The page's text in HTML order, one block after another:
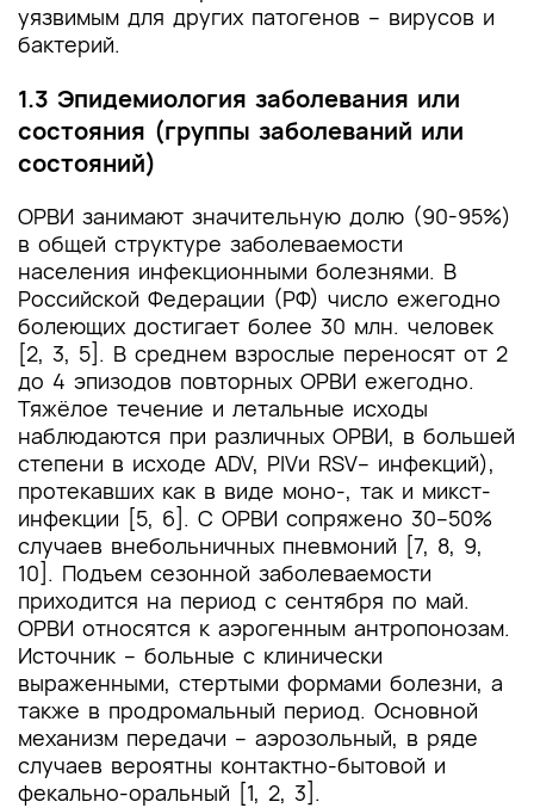
уязвимым для других патогенов – вирусов и
бактерий.
1.3 Эпидемиология заболевания или
состояния (группы заболеваний или
состояний)
ОРВИ занимают значительную долю (90-95%)
в общей структуре заболеваемости
населения инфекционными болезнями. В
Российской Федерации (РФ) число ежегодно
болеющих достигает более 30 млн. человек
[2, 3, 5]. В среднем взрослые переносят от 2
до 4 эпизодов повторных ОРВИ ежегодно.
Тяжёлое течение и летальные исходы
наблюдаются при различных ОРВИ, в большей
степени в исходе ADV, PIVи RSV– инфекций),
протекавших как в виде моно-, так и микст-
инфекции [5, 6]. С ОРВИ сопряжено 30–50%
случаев внебольничных пневмоний [7, 8, 9,
10]. Подъем сезонной заболеваемости
приходится на период с сентября по май.
ОРВИ относятся к аэрогенным антропонозам.
Источник – больные с клинически
выраженными, стертыми формами болезни, а
также в продромальный период. Основной
механизм передачи – аэрозольный, в ряде
случаев вероятны контактно-бытовой и
фекально-оральный [1, 2, 3].